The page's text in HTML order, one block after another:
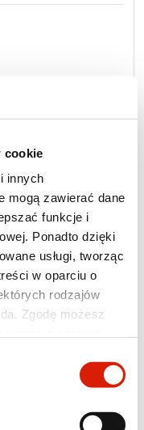
cookie
innych
mogą zawierać dane
funkcje i
Ponadto dzięki
usługi, tworząc
w oparciu o
rodzajów
Zgodę możesz
sekcji
Polityka
plików cookies oraz